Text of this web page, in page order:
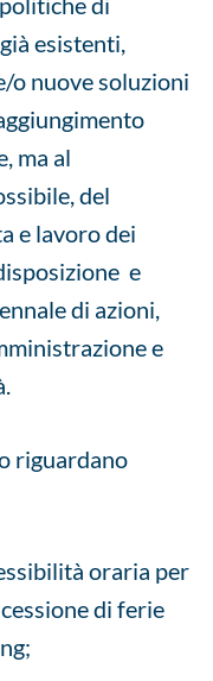
esistenti,
o nuove soluzioni
ma al
del
e lavoro dei
e
di azioni,
e
riguardano
oraria per
di ferie